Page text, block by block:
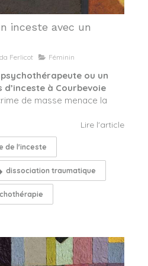
inceste avec un
Ferlicot Féminin
ou un
à Courbevoie
de masse menace la
Lire l'article
de l'inceste
dissociation traumatique